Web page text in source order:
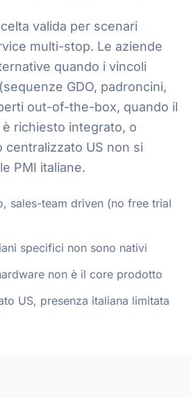
valida per scenari
multi-stop. Le aziende
quando i vincoli
GDO, padroncini,
out-of-the-box, quando il
richiesto integrato, o
centralizzato US non si
PMI italiane.
sales-team driven (no free trial
specifici non sono nativi
non è il core prodotto
US, presenza italiana limitata